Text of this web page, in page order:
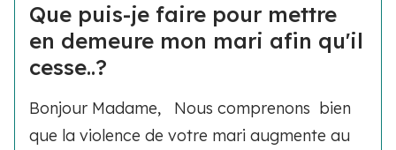
Que puis-je faire pour mettre
en demeure mon mari afin qu'il
cesse..?
Bonjour Madame, Nous comprenons bien
que la violence de votre mari augmente au